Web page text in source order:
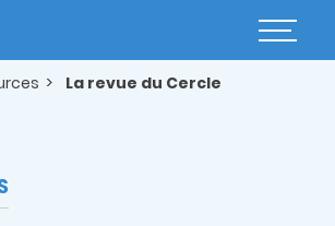
Basculer
La revue du Cercle